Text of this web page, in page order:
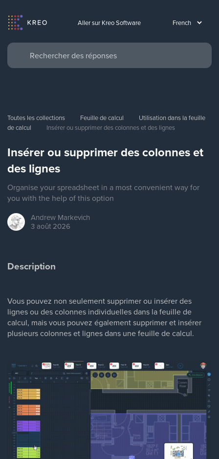
Aller sur Kreo Software
Toutes les collections Feuille de calcul
Utilisation dans la feuille
de calcul
Insérer ou supprimer des colonnes et des lignes
Insérer ou supprimer des colonnes et
des lignes
Organise your spreadsheet in a most convenient way for
you with the help of this option
Andrew Markevich
3 août 2026
Description
Vous pouvez non seulement supprimer ou insérer des
lignes ou des colonnes individuelles dans la feuille de
calcul, mais vous pouvez également supprimer et insérer
plusieurs colonnes et lignes dans une feuille de calcul.